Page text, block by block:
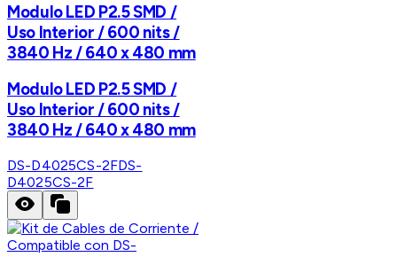
Modulo LED P2.5 SMD /
Uso Interior / 600 nits /
3840 Hz / 640 x 480 mm
Modulo LED P2.5 SMD /
Uso Interior / 600 nits /
3840 Hz / 640 x 480 mm
DS-D4025CS-2FDS-
D4025CS-2F